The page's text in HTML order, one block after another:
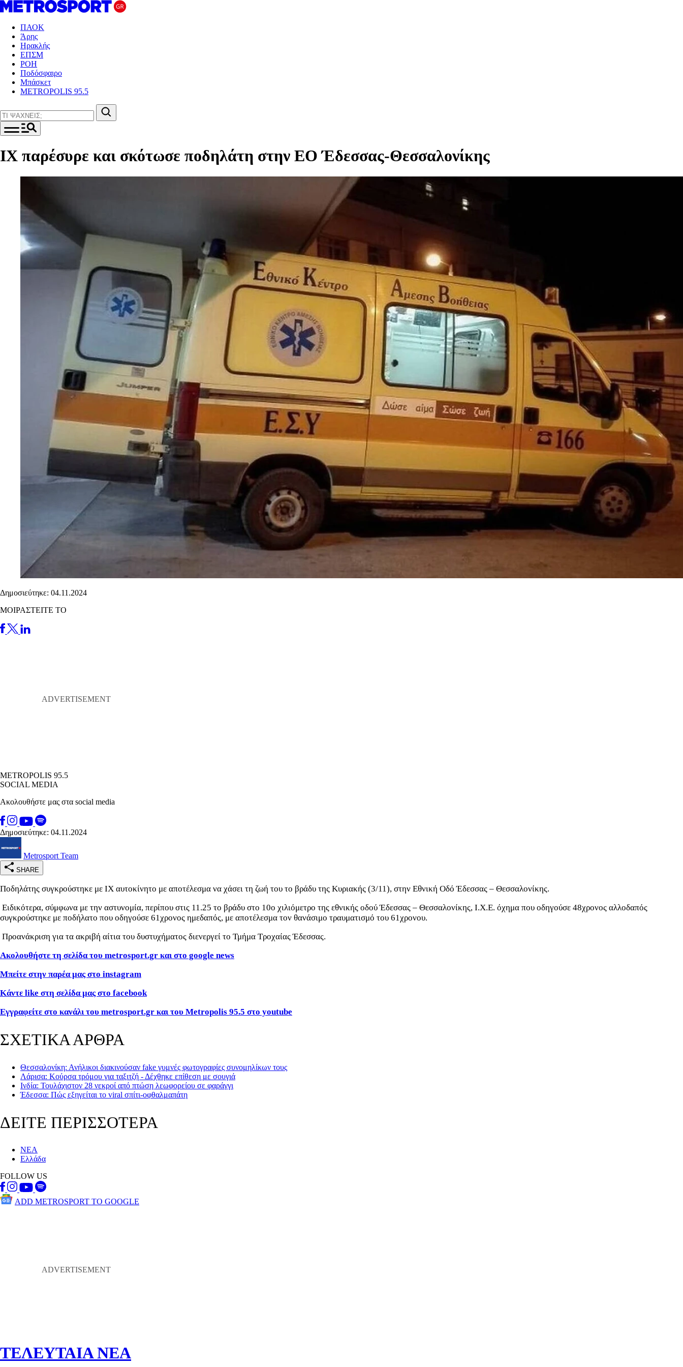
ΠΑΟΚ
Άρης
Ηρακλής
ΕΠΣΜ
ΡΟΗ
Ποδόσφαιρο
Μπάσκετ
METROPOLIS 95.5
ΙΧ παρέσυρε και σκότωσε ποδηλάτη στην ΕΟ Έδεσσας-Θεσσαλονίκης
Δημοσιεύτηκε: 04.11.2024
ΜΟΙΡΑΣΤΕΙΤΕ ΤΟ
METROPOLIS 95.5
SOCIAL MEDIA
Ακολουθήστε μας στα social media
Δημοσιεύτηκε: 04.11.2024
Metrosport Team
SHARE
Ποδηλάτης συγκρούστηκε με ΙΧ αυτοκίνητο με αποτέλεσμα να χάσει τη ζωή του το βράδυ της Κυριακής (3/11), στην Εθνική Οδό Έδεσσας – Θεσσαλονίκης.
Ειδικότερα, σύμφωνα με την αστυνομία, περίπου στις 11.25 το βράδυ στο 10ο χιλιόμετρο της εθνικής οδού Έδεσσας – Θεσσαλονίκης, Ι.Χ.Ε. όχημα που οδηγούσε 48χρονος αλλοδαπός
συγκρούστηκε με ποδήλατο που οδηγούσε 61χρονος ημεδαπός, με αποτέλεσμα τον θανάσιμο τραυματισμό του 61χρονου.
Προανάκριση για τα ακριβή αίτια του δυστυχήματος διενεργεί το Τμήμα Τροχαίας Έδεσσας.
Ακολουθήστε τη σελίδα του metrosport.gr και στο google news
Μπείτε στην παρέα μας στο instagram
Κάντε like στη σελίδα μας στο facebook
Εγγραφείτε στο κανάλι του metrosport.gr και του Metropolis 95.5 στο youtube
ΣΧΕΤΙΚΑ ΑΡΘΡΑ
Θεσσαλονίκη: Ανήλικοι διακινούσαν fake γυμνές φωτογραφίες συνομηλίκων τους
Λάρισα: Κούρσα τρόμου για ταξιτζή - Δέχθηκε επίθεση με σουγιά
Ινδία: Τουλάχιστον 28 νεκροί από πτώση λεωφορείου σε φαράγγι
Έδεσσα: Πώς εξηγείται το viral σπίτι-οφθαλμαπάτη
ΔΕΙΤΕ ΠΕΡΙΣΣΟΤΕΡΑ
ΝΕΑ
Ελλάδα
FOLLOW US
ADD METROSPORT TO GOOGLE
ΤΕΛΕΥΤΑΙΑ ΝΕΑ